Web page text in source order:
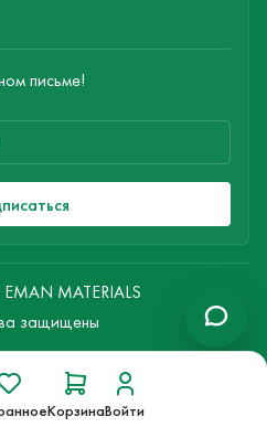
КорзинаВойти
письме!
MATERIALS
защищены